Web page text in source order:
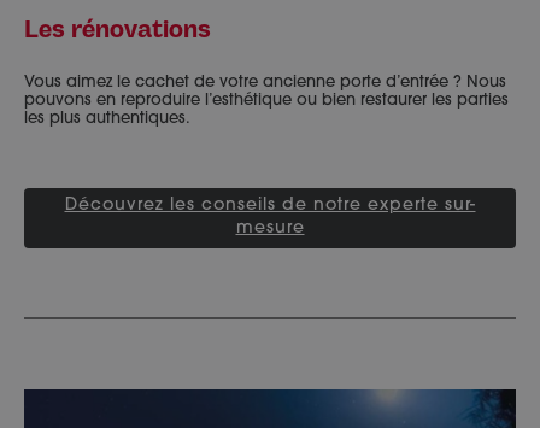
Les rénovations
Vous aimez le cachet de votre ancienne porte d’entrée ? Nous
pouvons en reproduire l’esthétique ou bien restaurer les parties
les plus authentiques.
Découvrez les conseils de notre experte sur-
mesure